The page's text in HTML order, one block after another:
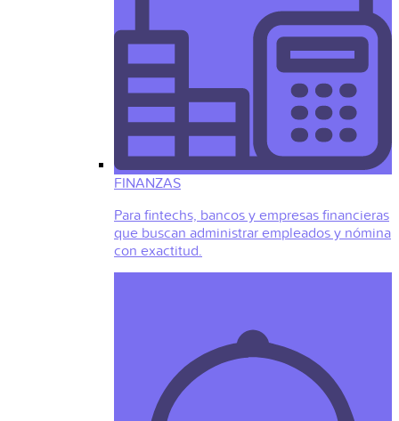
FINANZAS
Para fintechs, bancos y empresas financieras
que buscan administrar empleados y nómina
con exactitud.